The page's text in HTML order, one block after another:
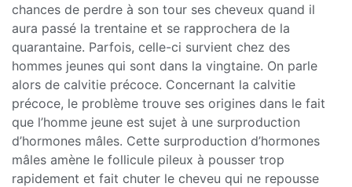
chances de perdre à son tour ses cheveux quand il
aura passé la trentaine et se rapprochera de la
quarantaine. Parfois, celle-ci survient chez des
hommes jeunes qui sont dans la vingtaine. On parle
alors de calvitie précoce. Concernant la calvitie
précoce, le problème trouve ses origines dans le fait
que l’homme jeune est sujet à une surproduction
d’hormones mâles. Cette surproduction d’hormones
mâles amène le follicule pileux à pousser trop
rapidement et fait chuter le cheveu qui ne repousse